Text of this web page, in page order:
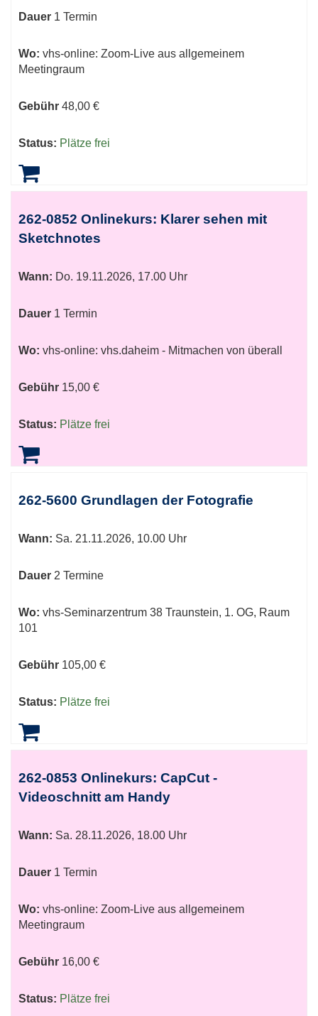
Dauer 1 Termin
Wo: vhs-online: Zoom-Live aus allgemeinem
Meetingraum
Gebühr 48,00 €
Status: Plätze frei
262-0852 Onlinekurs: Klarer sehen mit
Sketchnotes
Wann: Do. 19.11.2026, 17.00 Uhr
Dauer 1 Termin
Wo: vhs-online: vhs.daheim - Mitmachen von überall
Gebühr 15,00 €
Status: Plätze frei
262-5600 Grundlagen der Fotografie
Wann: Sa. 21.11.2026, 10.00 Uhr
Dauer 2 Termine
Wo: vhs-Seminarzentrum 38 Traunstein, 1. OG, Raum
101
Gebühr 105,00 €
Status: Plätze frei
262-0853 Onlinekurs: CapCut -
Videoschnitt am Handy
Wann: Sa. 28.11.2026, 18.00 Uhr
Dauer 1 Termin
Wo: vhs-online: Zoom-Live aus allgemeinem
Meetingraum
Gebühr 16,00 €
Status: Plätze frei